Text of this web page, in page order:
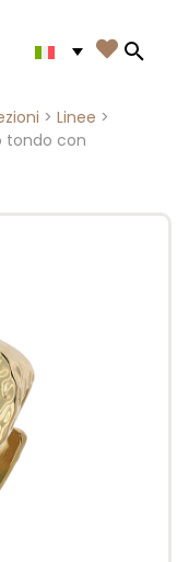

> Linee >
tondo con